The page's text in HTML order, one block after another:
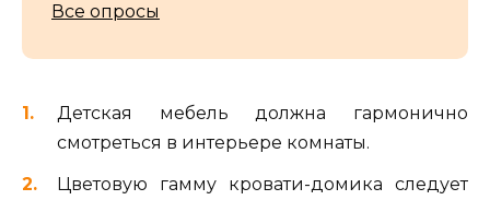
Все опросы
Детская мебель должна гармонично
смотреться в интерьере комнаты.
Цветовую гамму кровати-домика следует